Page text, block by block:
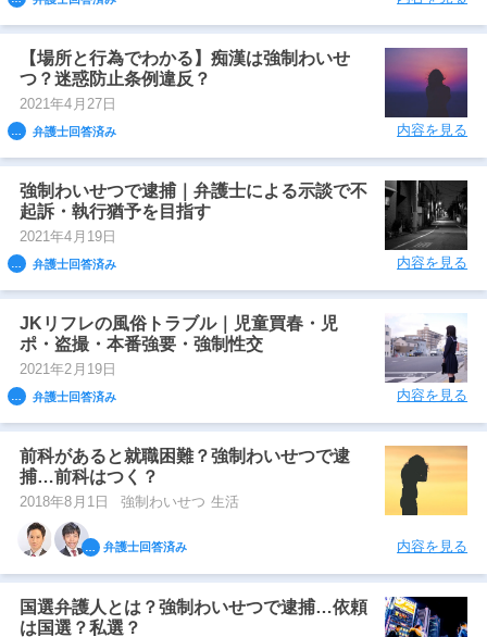
【場所と行為でわかる】痴漢は強制わいせ
つ？迷惑防止条例違反？
2021年4月27日
弁護士回答済み 内容を見る
強制わいせつで逮捕｜弁護士による示談で不
起訴・執行猶予を目指す
2021年4月19日
弁護士回答済み 内容を見る
JKリフレの風俗トラブル｜児童買春・児
ポ・盗撮・本番強要・強制性交
2021年2月19日
弁護士回答済み 内容を見る
前科があると就職困難？強制わいせつで逮
捕…前科はつく？
2018年8月1日 強制わいせつ 生活
弁護士回答済み 内容を見る
国選弁護人とは？強制わいせつで逮捕…依頼
は国選？私選？